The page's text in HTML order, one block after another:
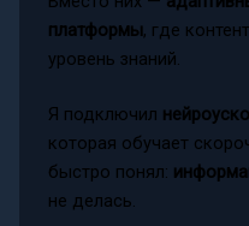
платформы, где
уровень знаний.
Я подключил
которая обучает
быстро понял:
не делась.